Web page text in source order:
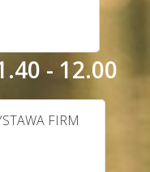
- 12.00
FIRM